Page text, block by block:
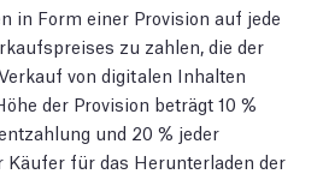
in Form einer Provision auf jede
zu zahlen, die der
von digitalen Inhalten
der Provision beträgt 10 %
und 20 % jeder
Käufer für das Herunterladen der